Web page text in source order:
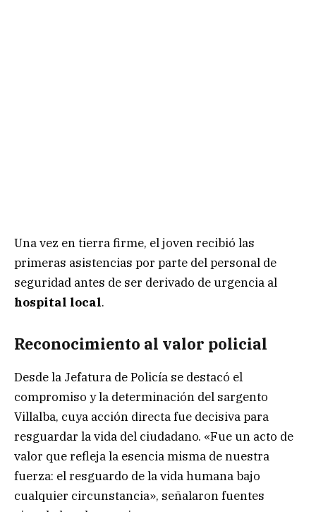
Una vez en tierra firme, el joven recibió las
primeras asistencias por parte del personal de
seguridad antes de ser derivado de urgencia al
hospital local.
Reconocimiento al valor policial
Desde la Jefatura de Policía se destacó el
compromiso y la determinación del sargento
Villalba, cuya acción directa fue decisiva para
resguardar la vida del ciudadano. «Fue un acto de
valor que refleja la esencia misma de nuestra
fuerza: el resguardo de la vida humana bajo
cualquier circunstancia», señalaron fuentes